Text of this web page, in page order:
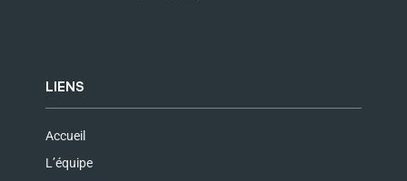
LIENS
Accueil
L’équipe